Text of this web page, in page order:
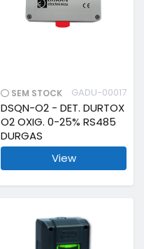
SEM STOCK GADU-00017
DSQN-O2 - DET. DURTOX
O2 OXIG. 0-25% RS485
DURGAS
View